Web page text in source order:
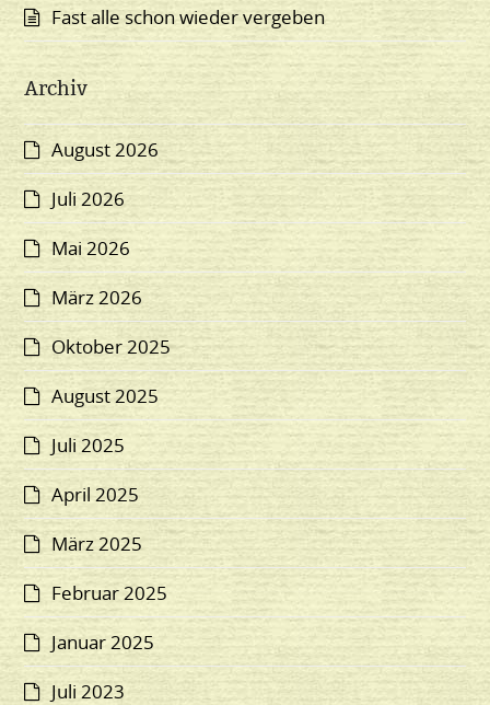
Fast alle schon wieder vergeben
Archiv
August 2026
Juli 2026
Mai 2026
März 2026
Oktober 2025
August 2025
Juli 2025
April 2025
März 2025
Februar 2025
Januar 2025
Juli 2023